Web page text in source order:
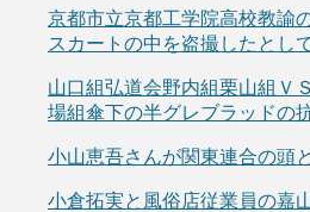
京都市立京都工学院高校教諭
スカートの中を盗撮したとし
山口組弘道会野内組栗山組Ｖ
場組傘下の半グレブラッドの
小山恵吾さんが関東連合の頭
小倉拓実と風俗店従業員の嘉